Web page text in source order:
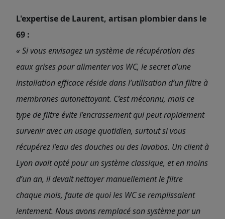
L'expertise de Laurent, artisan plombier dans le
69 :
« Si vous envisagez un système de récupération des
eaux grises pour alimenter vos WC, le secret d’une
installation efficace réside dans l’utilisation d’un filtre à
membranes autonettoyant. C’est méconnu, mais ce
type de filtre évite l’encrassement qui peut rapidement
survenir avec un usage quotidien, surtout si vous
récupérez l’eau des douches ou des lavabos. Un client à
Lyon avait opté pour un système classique, et en moins
d’un an, il devait nettoyer manuellement le filtre
chaque mois, faute de quoi les WC se remplissaient
lentement. Nous avons remplacé son système par un